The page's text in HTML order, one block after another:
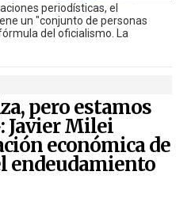
periodísticas, el
un "conjunto de personas
del oficialismo. La
pero estamos
Javier Milei
económica de
endeudamiento